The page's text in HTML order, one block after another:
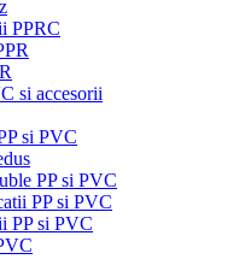
PPRC
si accesorii
si PVC
PP si PVC
PP si PVC
PP si PVC